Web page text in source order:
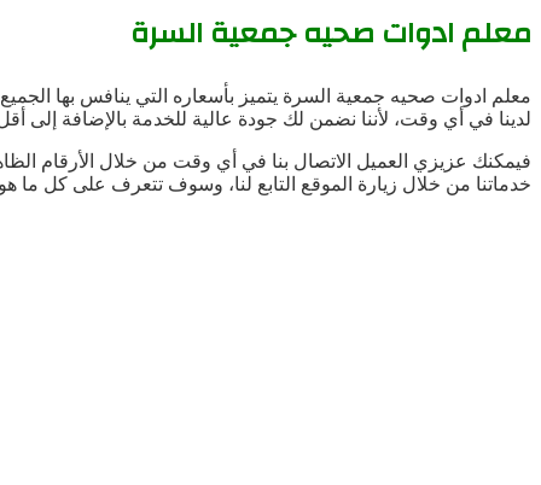
معلم ادوات صحيه جمعية السرة
معلم ادوات صحيه جمعية السرة يتميز بأسعاره التي ينافس بها
لدينا في أي وقت، لأننا نضمن لك جودة عالية للخدمة بالإضافة إلى
فيمكنك عزيزي العميل الاتصال بنا في أي وقت من خلال الأرقام
خدماتنا من خلال زيارة الموقع التابع لنا، وسوف تتعرف على كل